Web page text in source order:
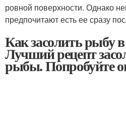
ровной поверхности. Однако
предпочитают есть ее сразу
Как засолить рыбу в
Лучший рецепт
рыбы. Попробуйте